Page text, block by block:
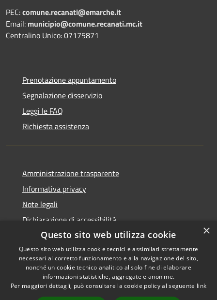
PEC:comune.recanati@emarche.it
Email: municipio@comune.recanati.mc.it
Centralino Unico: 07175871
Prenotazione appuntamento
Segnalazione disservizio
Leggi le FAQ
Richiesta assistenza
Amministrazione trasparente
Informativa privacy
Note legali
Dichiarazione di accessibilità
Accessibilità
Privacy
Copyright © 2026 • Comune di
Recanati • Powered by
Municipium
Accesso
×
Questo sito web utilizza cookie
Questo sito web utilizza cookie tecnici e assimilati strettamente
necessari al corretto funzionamento e alla navigazione del sito,
nonché un cookie tecnico analitico al solo fine di elaborare
informazioni statistiche, aggregate e anonime.
Per maggiori dettagli, può consultare la cookie policy al seguente link